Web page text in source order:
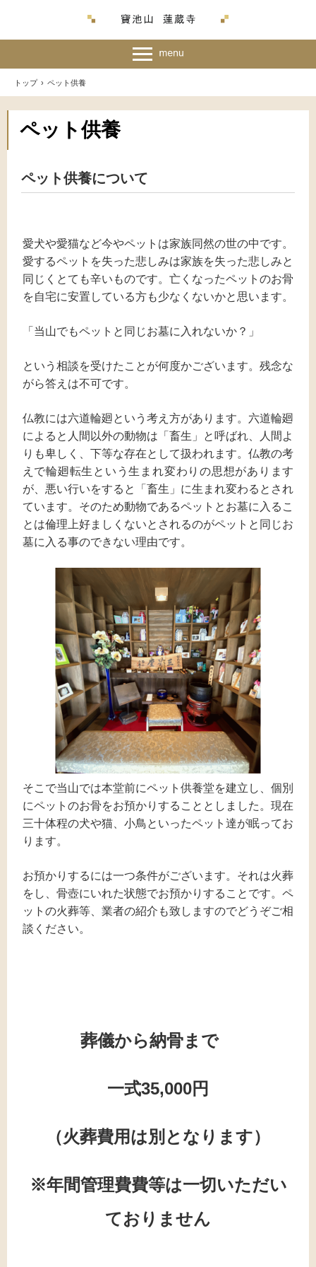
トップ › ペット供養
ペット供養
ペット供養について
愛犬や愛猫など今やペットは家族同然の世の中です。
愛するペットを失った悲しみは家族を失った悲しみと
同じくとても辛いものです。亡くなったペットのお骨
を自宅に安置している方も少なくないかと思います。
「当山でもペットと同じお墓に入れないか？」
という相談を受けたことが何度かございます。残念な
がら答えは不可です。
仏教には六道輪廻という考え方があります。六道輪廻
によると人間以外の動物は「畜生」と呼ばれ、人間よ
りも卑しく、下等な存在として扱われます。仏教の考
えで輪廻転生という生まれ変わりの思想があります
が、悪い行いをすると「畜生」に生まれ変わるとされ
ています。そのため動物であるペットとお墓に入るこ
とは倫理上好ましくないとされるのがペットと同じお
墓に入る事のできない理由です。
そこで当山では本堂前にペット供養堂を建立し、個別
にペットのお骨をお預かりすることとしました。現在
三十体程の犬や猫、小鳥といったペット達が眠ってお
ります。
お預かりするには一つ条件がございます。それは火葬
をし、骨壺にいれた状態でお預かりすることです。ペ
ットの火葬等、業者の紹介も致しますのでどうぞご相
談ください。
葬儀から納骨まで
一式35,000円
（火葬費用は別となります）
※年間管理費費等は一切いただい
ておりません